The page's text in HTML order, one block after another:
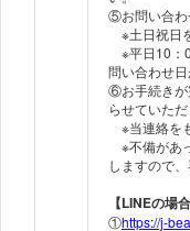
⑤お問い合わ
※土日祝日
※平日10：
問い合わせ日
⑥お手続きが
らせていただ
※当連絡を
※不備があ
しますので
【LINEの場合
①https://j-